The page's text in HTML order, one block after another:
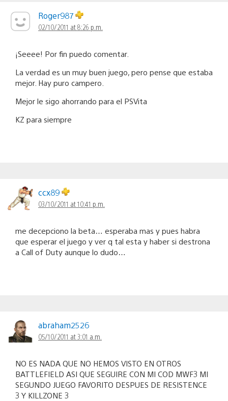
Roger987
02/10/2011 at 8:26 p.m.
¡Seeee! Por fin puedo comentar.
La verdad es un muy buen juego, pero pense que estaba
mejor. Hay puro campero.
Mejor le sigo ahorrando para el PSVita
KZ para siempre
ccx89
03/10/2011 at 10:41 p.m.
me decepciono la beta… esperaba mas y pues habra
que esperar el juego y ver q tal esta y haber si destrona
a Call of Duty aunque lo dudo…
abraham2526
05/10/2011 at 3:01 a.m.
NO ES NADA QUE NO HEMOS VISTO EN OTROS
BATTLEFIELD ASI QUE SEGUIRE CON MI COD MWF3 MI
SEGUNDO JUEGO FAVORITO DESPUES DE RESISTENCE
3 Y KILLZONE 3